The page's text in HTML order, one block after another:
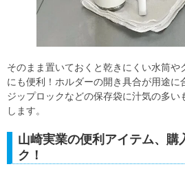
そのまま置いておくと乾きにくい水筒や
にも便利！ホルダーの開き具合が用途に
ジップロックなどの保存袋に汁気の多い
します。
山崎実業の便利アイテム、購
ク！